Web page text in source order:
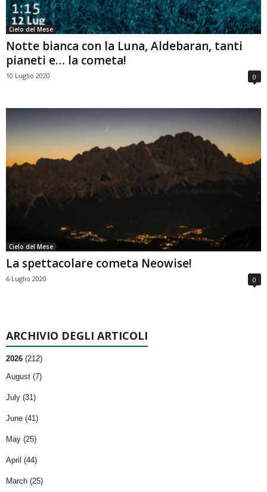
Cielo del Mese
Notte bianca con la Luna, Aldebaran, tanti
pianeti e… la cometa!
10 Luglio 2020 0
Cielo del Mese
La spettacolare cometa Neowise!
6 Luglio 2020 0
ARCHIVIO DEGLI ARTICOLI
2026 (212)
August (7)
July (31)
June (41)
May (25)
April (44)
March (25)